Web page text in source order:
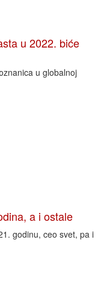
u 2022. biće
u globalnoj
a i ostale
godinu, ceo svet, pa i